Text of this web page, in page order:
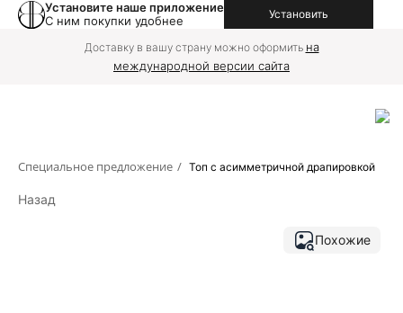
Установите наше приложение
С ним покупки удобнее
Установить
Доставку в вашу страну можно оформить на
международной версии сайта
Специальное предложение / Топ с асимметричной драпировкой
Назад
Похожие